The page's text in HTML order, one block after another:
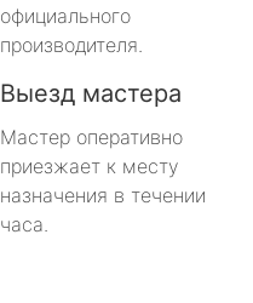
официального
производителя.
Выезд мастера
Мастер оперативно
приезжает к месту
назначения в течении
часа.